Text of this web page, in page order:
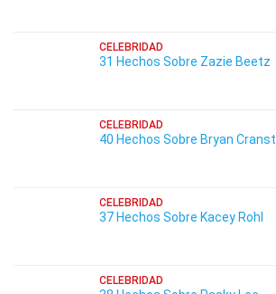
CELEBRIDAD
31 Hechos Sobre Zazie Beetz
CELEBRIDAD
40 Hechos Sobre Bryan
CELEBRIDAD
37 Hechos Sobre Kacey Rohl
CELEBRIDAD